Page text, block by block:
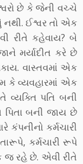
છે કે જેની વચ્ચે
ઈશ્વર તો એક
રીતે કહેવાય? બે
મર્યાદીત કરે છે
વાસ્તવમાં એક
વ્યવહારમાં એક
વ્યક્તિ પતિ બની
બની જાય છે
કર્મચારી
કર્મચારી રૂપે
રહે છે. એવી રીતે